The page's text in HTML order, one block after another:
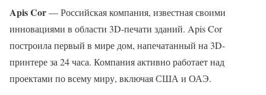
Apis Cor— Российская компания, известная своими
инновациями в области 3D-печати зданий. Apis Cor
построила первый в мире дом, напечатанный на 3D-
принтере за 24 часа. Компания активно работает над
проектами по всему миру, включая США и ОАЭ.